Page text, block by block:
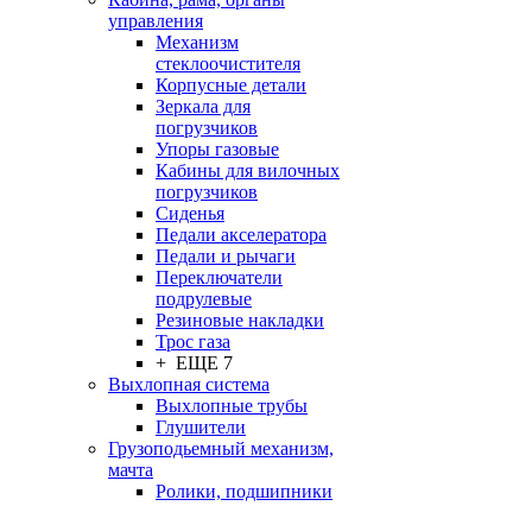
управления
Механизм
стеклоочистителя
Корпусные детали
Зеркала для
погрузчиков
Упоры газовые
Кабины для вилочных
погрузчиков
Сиденья
Педали акселератора
Педали и рычаги
Переключатели
подрулевые
Резиновые накладки
Трос газа
+ ЕЩЕ 7
Выхлопная система
Выхлопные трубы
Глушители
Грузоподьемный механизм,
мачта
Ролики, подшипники